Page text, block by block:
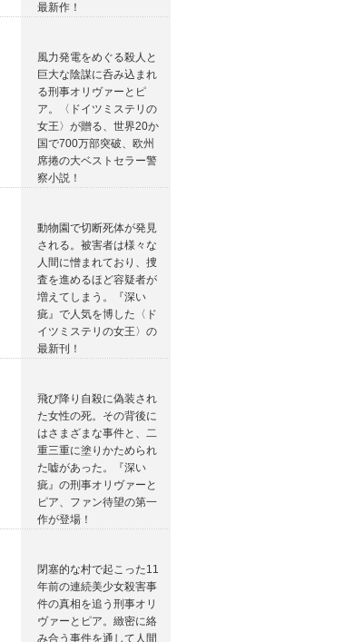
最新作！
風力発電をめぐる殺人と
巨大な陰謀に呑み込まれ
る刑事オリヴァーとピ
ア。〈ドイツミステリの
女王〉が贈る、世界20か
国で700万部突破、欧州
席捲の大ベストセラー警
察小説！
動物園で切断死体が発見
される。被害者は様々な
人間に憎まれており、捜
査を進めるほど容疑者が
増えてしまう。『深い
疵』で人気を博した〈ド
イツミステリの女王〉の
最新刊！
飛び降り自殺に偽装され
た女性の死。その背後に
はさまざまな事件と、二
重三重に塗りかためられ
た嘘があった。『深い
疵』の刑事オリヴァーと
ピア、ファン待望の第一
作が登場！
閉塞的な村で起こった11
年前の連続美少女殺害事
件の真相を追う刑事オリ
ヴァーとピア。緻密に絡
み合う事件を通して人間